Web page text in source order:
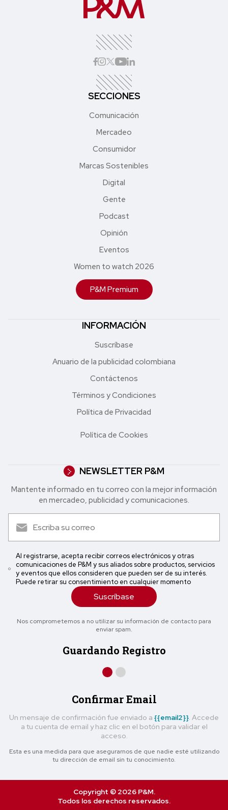
SECCIONES
Comunicación
Mercadeo
Consumidor
Marcas Sostenibles
Digital
Gente
Podcast
Opinión
Eventos
Women to watch 2026
P&M Premium
INFORMACIÓN
Suscríbase
Anuario de la publicidad colombiana
Contáctenos
Términos y Condiciones
Política de Privacidad
Política de Cookies
NEWSLETTER P&M
Mantente informado en tu correo con la mejor in formación
en mercadeo, publicidad y comunicaciones.
Al registrarse, acepta recibir correos electrónicos y otras
comunicaciones de P&M y sus aliados sobre productos, servicios
y eventos que ellos consideren que pueden ser de su interés.
Puede retirar su consentimiento en cualquier momento
Suscríbase
Nos comprometemos a no utilizar su información de contacto para
enviar spam.
Guardando Registro
Confirmar Email
Un mensaje de confirmación fue enviado a {{email2}}. Accede
a tu cuenta de email y haz clic en el botón para validar el
acceso.
Esta es una medida para que asegurarnos de que nadie esté utilizando
tu dirección de email sin tu conocimiento.
Copyright © 2026 P&M.
Todos los derechos reservados.